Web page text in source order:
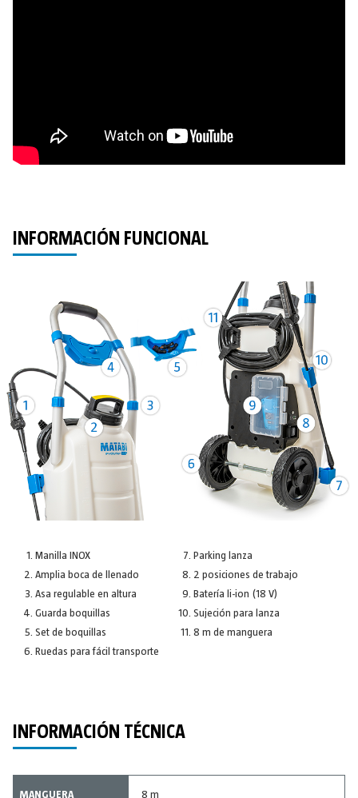
INFORMACIÓN FUNCIONAL
Manilla INOX
Amplia boca de llenado
Asa regulable en altura
Guarda boquillas
Set de boquillas
Ruedas para fácil transporte
Parking lanza
2 posiciones de trabajo
Batería li-ion (18 V)
Sujeción para lanza
8 m de manguera
INFORMACIÓN TÉCNICA
MANGUERA 8 m